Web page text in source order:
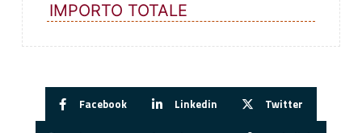
IMPORTO TOTALE
Facebook Linkedin Twitter